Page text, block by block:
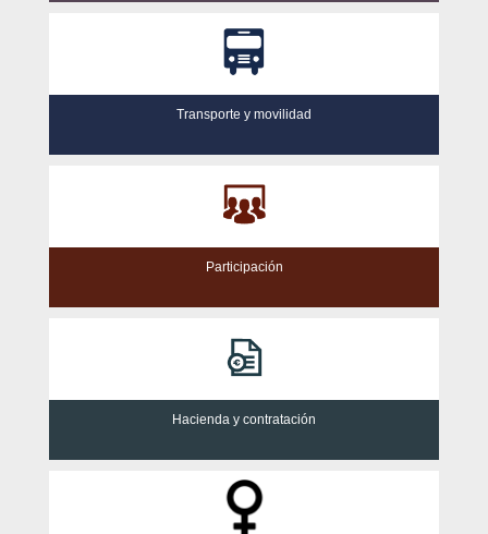
Transporte y movilidad
Participación
Hacienda y contratación